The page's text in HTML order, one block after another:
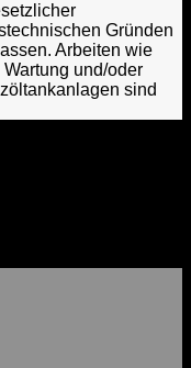
Gründen
Arbeiten wie
und/oder
sind